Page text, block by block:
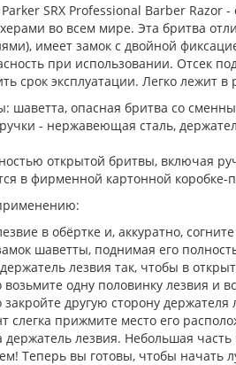
SRX Professional Barber
во всем мире. Эта бритва
имеет замок с двойной
при использовании. Отсек
срок эксплуатации. Легко лежит в
шаветта, опасная бритва со
- нержавеющая сталь,
открытой бритвы, включая
в фирменной картонной коробке-
в обёртке и, аккуратно,
шаветты, поднимая его
лезвия так, чтобы в
одну половинку лезвия и
другую сторону
слегка прижмите место его
держатель лезвия. Небольшая
Теперь вы готовы, чтобы начать